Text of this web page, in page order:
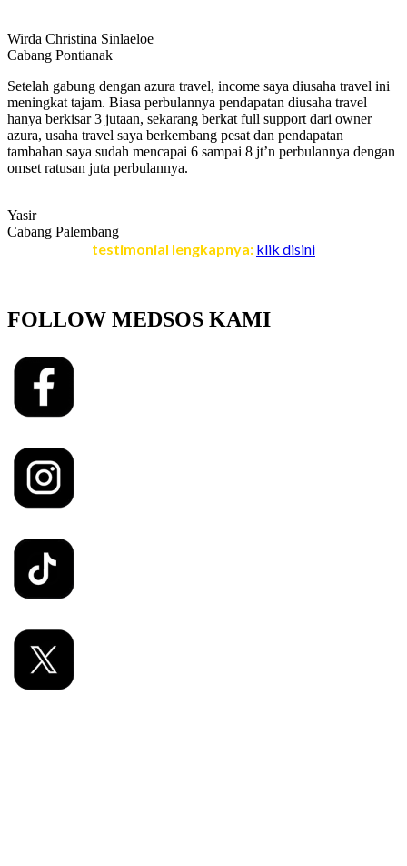
Wirda Christina Sinlaeloe
Cabang Pontianak
Setelah gabung dengan azura travel, income saya diusaha travel ini
meningkat tajam. Biasa perbulannya pendapatan diusaha travel
hanya berkisar 3 jutaan, sekarang berkat full support dari owner
azura, usaha travel saya berkembang pesat dan pendapatan
tambahan saya sudah mencapai 6 sampai 8 jt’n perbulannya dengan
omset ratusan juta perbulannya.
Yasir
Cabang Palembang
testimonial lengkapnya: klik disini
FOLLOW MEDSOS KAMI